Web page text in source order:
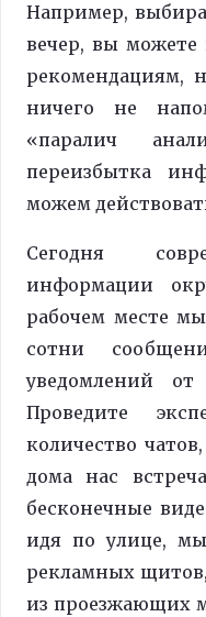
Например,
вечер, вы можете
рекомендациям,
ничего не
«паралич
переизбытка
можем
Сегодня
информации
рабочем месте
сотни
уведомлений
Проведите
количество
дома нас
бесконечные
идя по улице,
рекламных
из проезжающих